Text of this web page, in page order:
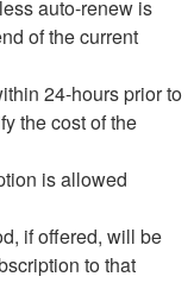
auto-renew is
of the current
24-hours prior to
the cost of the
is allowed
if offered, will be
to that